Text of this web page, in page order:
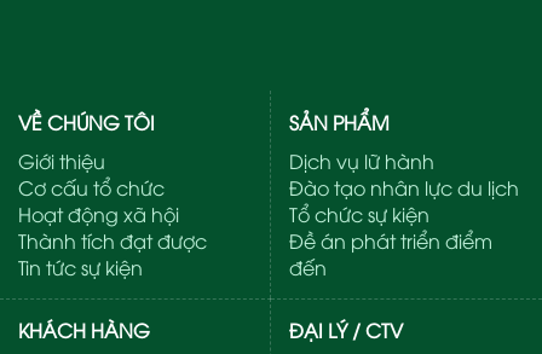
VỀ CHÚNG TÔI
Giới thiệu
Cơ cấu tổ chức
Hoạt động xã hội
Thành tích đạt được
Tin tức sự kiện
SẢN PHẨM
Dịch vụ lữ hành
Đào tạo nhân lực du lịch
Tổ chức sự kiện
Đề án phát triển điểm
đến
KHÁCH HÀNG
ĐẠI LÝ / CTV